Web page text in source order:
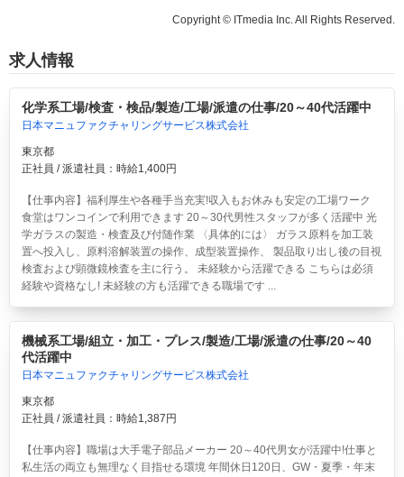
Copyright © ITmedia Inc. All Rights Reserved.
求人情報
化学系工場/検査・検品/製造/工場/派遣の仕事/20～40代活躍中
日本マニュファクチャリングサービス株式会社
東京都
正社員 / 派遣社員：時給1,400円
【仕事内容】福利厚生や各種手当充実!収入もお休みも安定の工場ワーク
食堂はワンコインで利用できます 20～30代男性スタッフが多く活躍中 光
学ガラスの製造・検査及び付随作業 〈具体的には〉 ガラス原料を加工装
置へ投入し、原料溶解装置の操作、成型装置操作、 製品取り出し後の目視
検査および顕微鏡検査を主に行う。 未経験から活躍できる こちらは必須
経験や資格なし! 未経験の方も活躍できる職場です ...
機械系工場/組立・加工・プレス/製造/工場/派遣の仕事/20～40
代活躍中
日本マニュファクチャリングサービス株式会社
東京都
正社員 / 派遣社員：時給1,387円
【仕事内容】職場は大手電子部品メーカー 20～40代男女が活躍中!仕事と
私生活の両立も無理なく目指せる環境 年間休日120日、GW・夏季・年末